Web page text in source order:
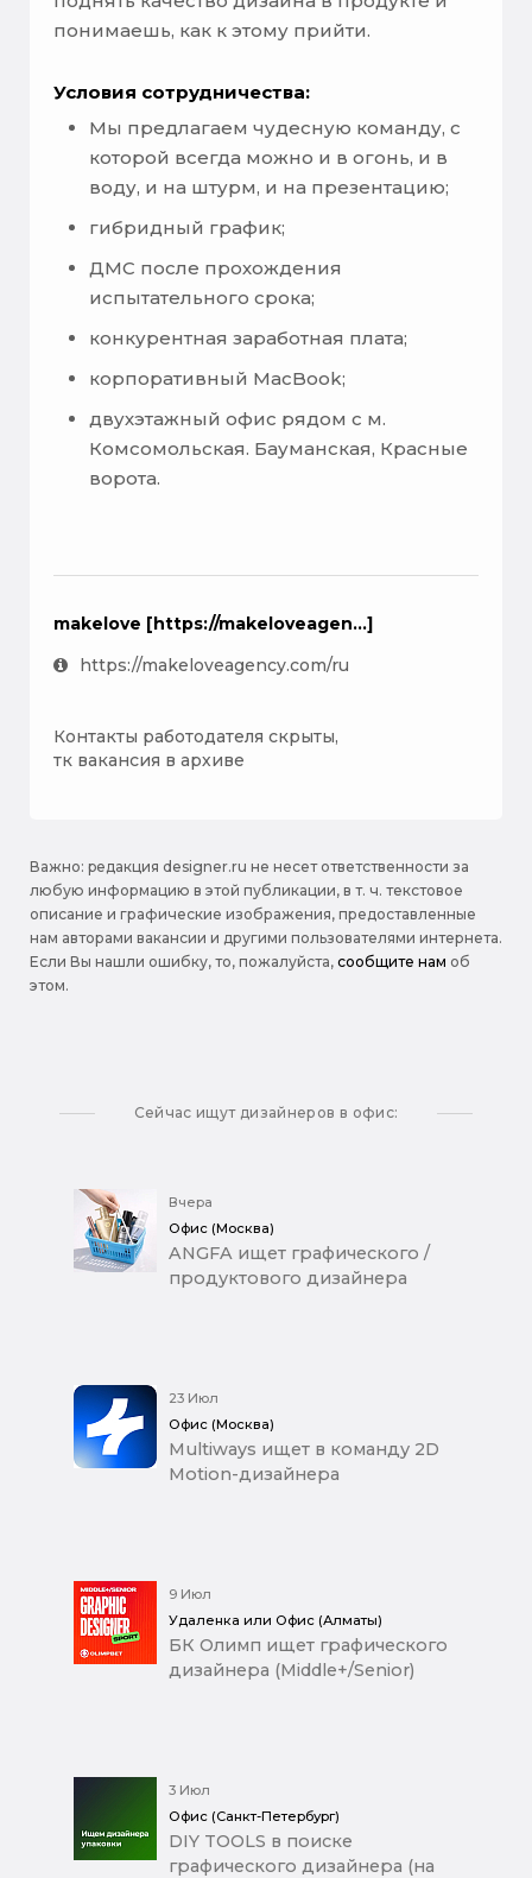
понимаешь, как к этому прийти.
Условия сотрудничества:
Мы предлагаем чудесную команду, с
которой всегда можно и в огонь, и в
воду, и на штурм, и на презентацию;
гибридный график;
ДМС после прохождения
испытательного срока;
конкурентная заработная плата;
корпоративный MacBook;
двухэтажный офис рядом с м.
Комсомольская. Бауманская, Красные
ворота.
makelove [https://makeloveagen...]
https://makeloveagency.com/ru
Контакты работодателя скрыты,
тк вакансия в архиве
Важно: pедакция designer.ru не несет ответственности за
любую информацию в этой публикации, в т. ч. текстовое
описание и графические изображения, предоставленные
нам авторами вакансии и другими пользователями интернета.
Если Вы нашли ошибку, то, пожалуйста, сообщите нам об
этом.
Сейчас ищут дизайнеров в офис:
Вчера
Офис (Москва)
ANGFA ищет графического /
продуктового дизайнера
23 Июл
Офис (Москва)
Multiways ищет в команду 2D
Motion-дизайнера
9 Июл
Удаленка или Офис (Алматы)
БК Олимп ищет графического
дизайнера (Middle+/Senior)
3 Июл
Офис (Санкт-Петербург)
DIY TOOLS в поиске
графического дизайнера (на